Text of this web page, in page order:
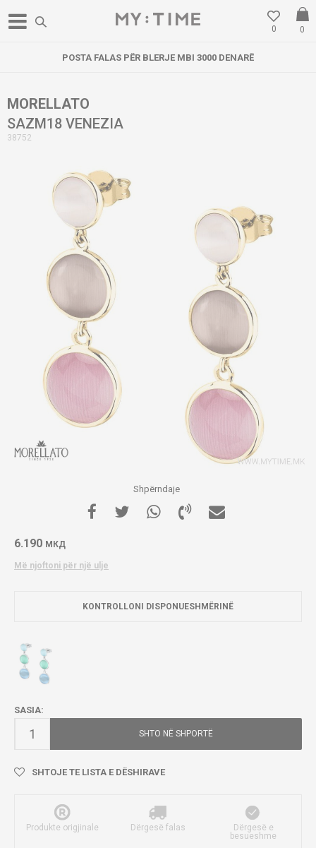
0
0
POSTA FALAS PËR BLERJE MBI 3000 DENARË
MORELLATO
SAZM18 VENEZIA
38752
Shpërndaje
6.190 МКД
Më njoftoni për një ulje
KONTROLLONI DISPONUESHMËRINË
SASIA:
SHTO NË SHPORTË
SHTOJE TE LISTA E DËSHIRAVE
Produkte origjinale Dërgesë falas
Dërgesë e
besueshme